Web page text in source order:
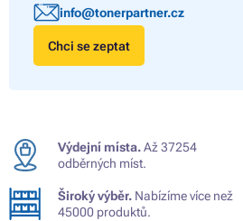
info@tonerpartner.cz
Chci se zeptat
Výdejní místa.Až 37254
odběrných míst.
Široký výběr. Nabízíme více než
45000 produktů.